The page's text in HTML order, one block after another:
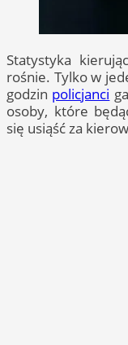
Statystyka
rośnie. Tylko w
godzin policjanci
osoby, które
się usiąść za